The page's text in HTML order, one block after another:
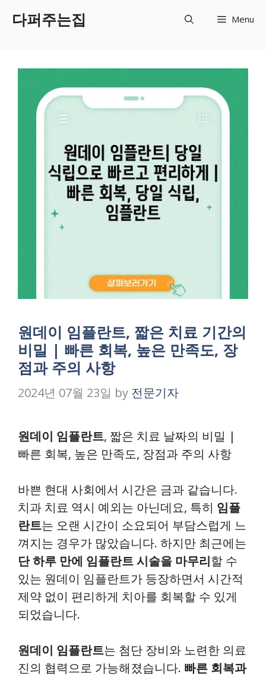
다퍼주는집 Menu
원데이 임플란트, 짧은 치료 기간의
비밀 | 빠른 회복, 높은 만족도, 장
점과 주의 사항
2024년 07월 23일 by 전문기자
원데이 임플란트, 짧은 치료 날짜의 비밀 |
빠른 회복, 높은 만족도, 장점과 주의 사항
바쁜 현대 사회에서 시간은 금과 같습니다.
치과 치료 역시 예외는 아닌데요, 특히 임플
란트는 오랜 시간이 소요되어 부담스럽게 느
껴지는 경우가 많았습니다. 하지만 최근에는
단 하루 만에 임플란트 시술을 마무리할 수
있는 원데이 임플란트가 등장하면서 시간적
제약 없이 편리하게 치아를 회복할 수 있게
되었습니다.
원데이 임플란트는 첨단 장비와 노련한 의료
진의 협력으로 가능해졌습니다. 빠른 회복과